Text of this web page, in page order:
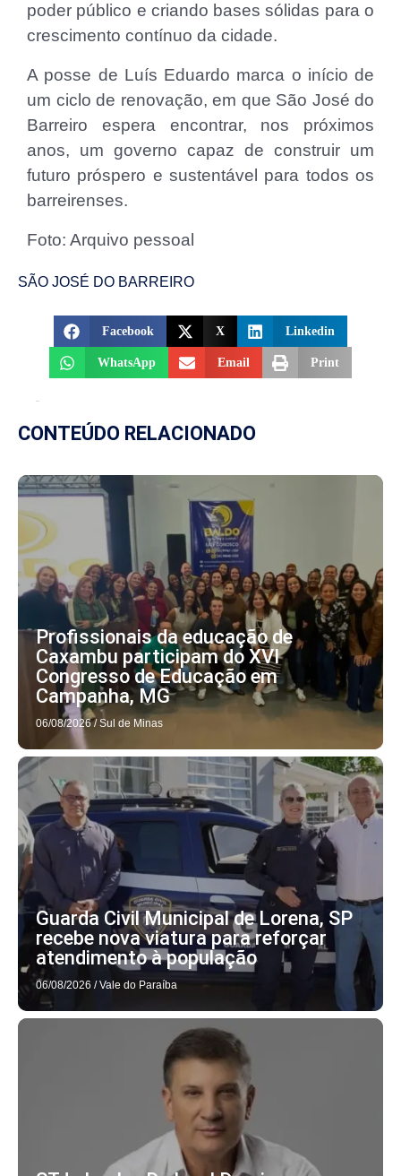
poder público e criando bases sólidas para o
crescimento contínuo da cidade.
A posse de Luís Eduardo marca o início de
um ciclo de renovação, em que São José do
Barreiro espera encontrar, nos próximos
anos, um governo capaz de construir um
futuro próspero e sustentável para todos os
barreirenses.
Foto: Arquivo pessoal
SÃO JOSÉ DO BARREIRO
Facebook X Linkedin
WhatsApp Email Print
CONTEÚDO RELACIONADO
Profissionais da educação de
Caxambu participam do XVI
Congresso de Educação em
Campanha, MG
06/08/2026 / Sul de Minas
Guarda Civil Municipal de Lorena, SP
recebe nova viatura para reforçar
atendimento à população
06/08/2026 / Vale do Paraíba